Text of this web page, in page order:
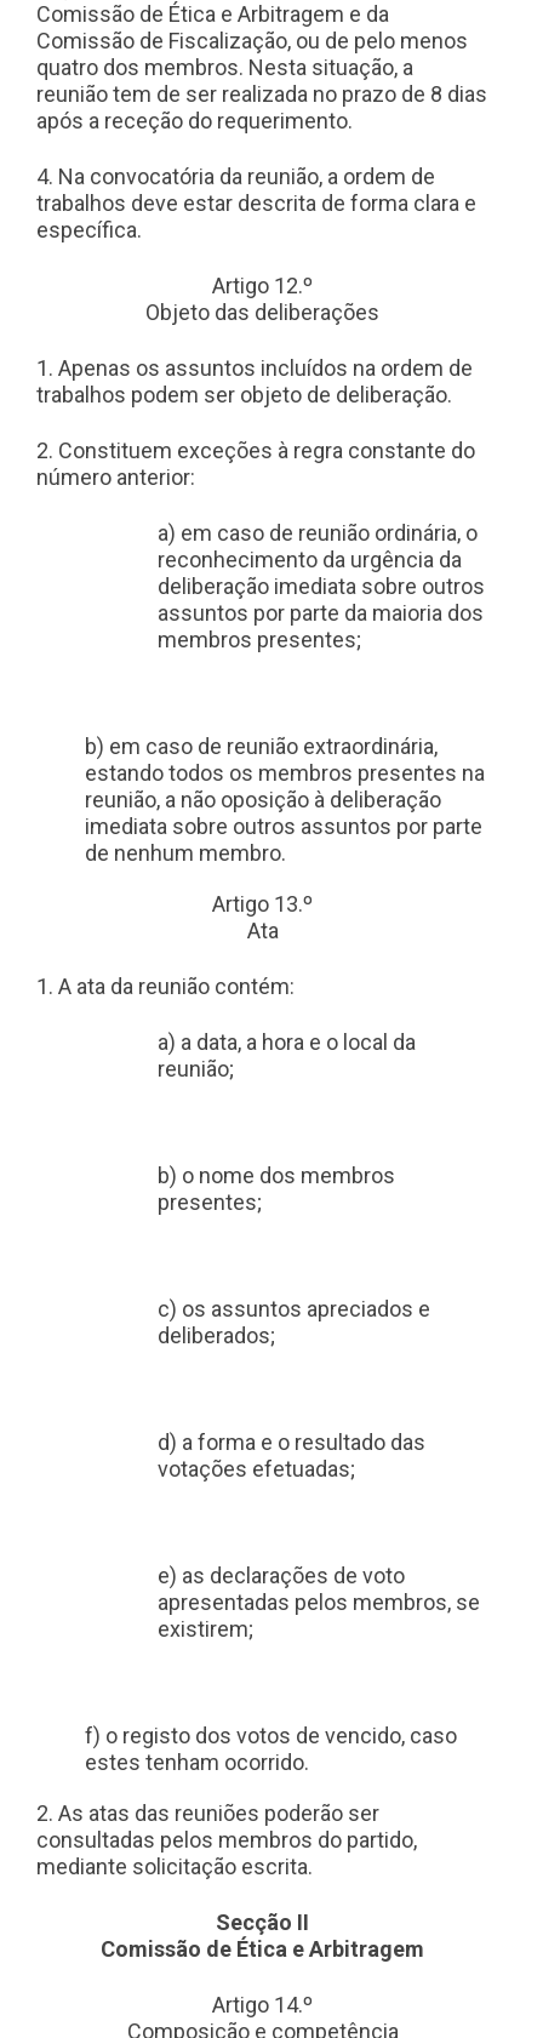
Comissão de Ética e Arbitragem e da
Comissão de Fiscalização, ou de pelo menos
quatro dos membros. Nesta situação, a
reunião tem de ser realizada no prazo de 8 dias
após a receção do requerimento.
4. Na convocatória da reunião, a ordem de
trabalhos deve estar descrita de forma clara e
específica.
Artigo 12.º
Objeto das deliberações
1. Apenas os assuntos incluídos na ordem de
trabalhos podem ser objeto de deliberação.
2. Constituem exceções à regra constante do
número anterior:
a) em caso de reunião ordinária, o
reconhecimento da urgência da
deliberação imediata sobre outros
assuntos por parte da maioria dos
membros presentes;
b) em caso de reunião extraordinária,
estando todos os membros presentes na
reunião, a não oposição à deliberação
imediata sobre outros assuntos por parte
de nenhum membro.
Artigo 13.º
Ata
1. A ata da reunião contém:
a) a data, a hora e o local da
reunião;
b) o nome dos membros
presentes;
c) os assuntos apreciados e
deliberados;
d) a forma e o resultado das
votações efetuadas;
e) as declarações de voto
apresentadas pelos membros, se
existirem;
f) o registo dos votos de vencido, caso
estes tenham ocorrido.
2. As atas das reuniões poderão ser
consultadas pelos membros do partido,
mediante solicitação escrita.
Secção II
Comissão de Ética e Arbitragem
Artigo 14.º
Composição e competência